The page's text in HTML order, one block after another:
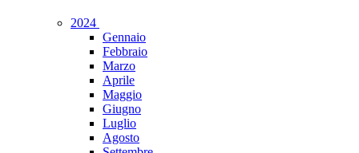
2024
Gennaio
Febbraio
Marzo
Aprile
Maggio
Giugno
Luglio
Agosto